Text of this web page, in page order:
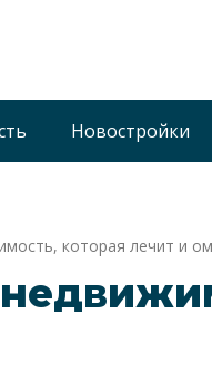
Новостройки
которая лечит и